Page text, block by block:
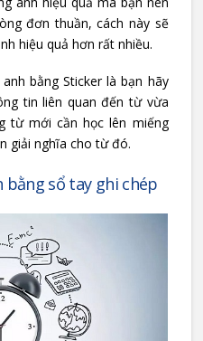
đơn thuần, cách này sẽ
hiệu quả hơn rất nhiều.
bằng Sticker là bạn hãy
tin liên quan đến từ vừa
từ mới cần học lên miếng
giải nghĩa cho từ đó.
bằng sổ tay ghi chép